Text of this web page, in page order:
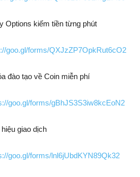
Options kiếm tiền từng phút
goo.gl/forms/QXJzZP7OpkRut6cO2
đào tạo về Coin miễn phí
goo.gl/forms/gBhJS3S3iw8kcEoN2
giao dịch
goo.gl/forms/lnl6jUbdKYN89Qk32